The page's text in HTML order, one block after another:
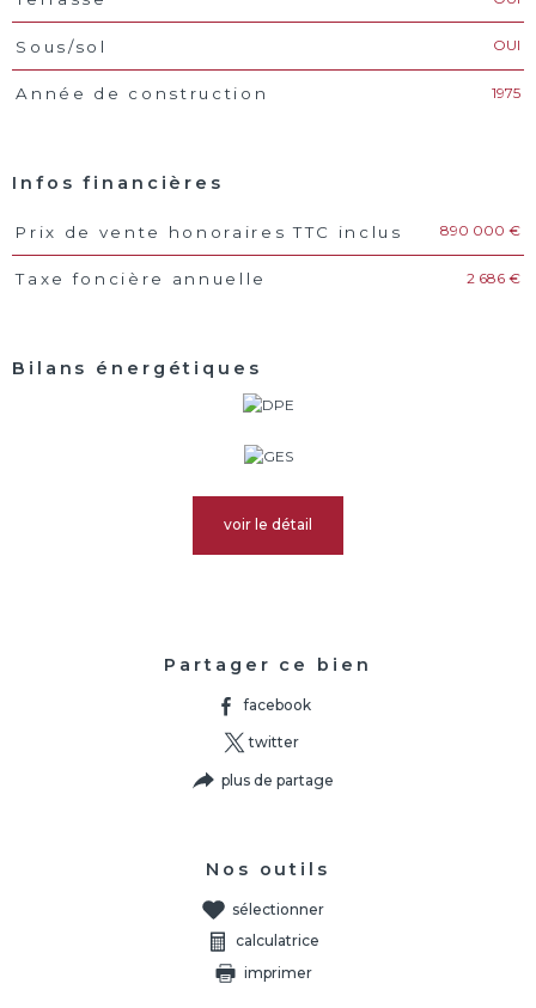
Sous/sol OUI
Année de construction 1975
Infos financières
Caractéristiques Valeurs
Prix de vente honoraires TTC inclus 890 000 €
Taxe foncière annuelle 2 686 €
Bilans énergétiques
voir le détail
Partager ce bien
facebook
twitter
plus de partage
Nos outils
sélectionner
calculatrice
imprimer